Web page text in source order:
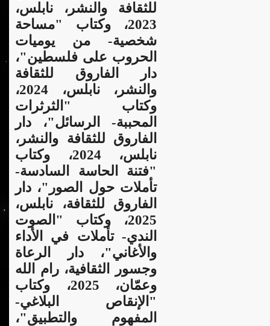
للثقافة والنشر، نابلس،
2023، وكتاب "مساحة
شخصية- من يوميات
الحروب على فلسطين"،
دار الفاروق للثقافة
والنشر، نابلس، 2024،
وكتاب "الثرثرات
المحببة- الرسائل"، دار
الفاروق للثقافة والنشر،
نابلس، 2024، وكتاب
"فتنة الحاسة السادسة-
تأملات حول الصور"، دار
الفاروق للثقافة، نابلس،
2025، وكتاب "الصوت
الندي- تأملات في الأداء
والأغاني"، دار الرعاة
وجسور الثقافية، رام الله
وعمّان، 2025، وكتاب
"الإنقاص البلاغي-
المفهوم والتطبيق"،